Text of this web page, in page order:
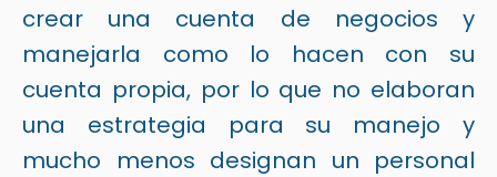
crear una cuenta de negocios y
manejarla como lo hacen con su
cuenta propia, por lo que no elaboran
una estrategia para su manejo y
mucho menos designan un personal